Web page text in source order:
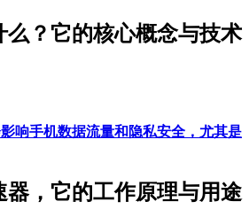
么？它的核心概念与技术
响手机数据流量和隐私安全，尤其是
器，它的工作原理与用途